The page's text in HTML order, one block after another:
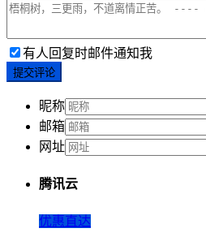
有人回复时邮件通知我
提交评论
昵称
邮箱
网址
腾讯云
优惠直达